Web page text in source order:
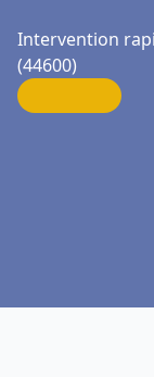
Intervention
(44600)